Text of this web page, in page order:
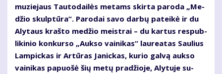
mu­zie­jaus Tau­to­dai­lės me­tams skir­ta pa­ro­da „Me­
džio skulp­tū­ra“. Pa­ro­dai sa­vo dar­bų pa­tei­kė ir du
Aly­taus kraš­to me­džio meist­rai – du kar­tus res­pub­
li­ki­nio kon­kur­so „Auk­so vai­ni­kas“ lau­re­a­tas Sau­lius
Lam­pic­kas ir Ar­tū­ras Ja­nic­kas, ku­rio gal­vą auk­so
vai­ni­kas pa­puo­šė šių me­tų pra­džio­je, Aly­tu­je su­